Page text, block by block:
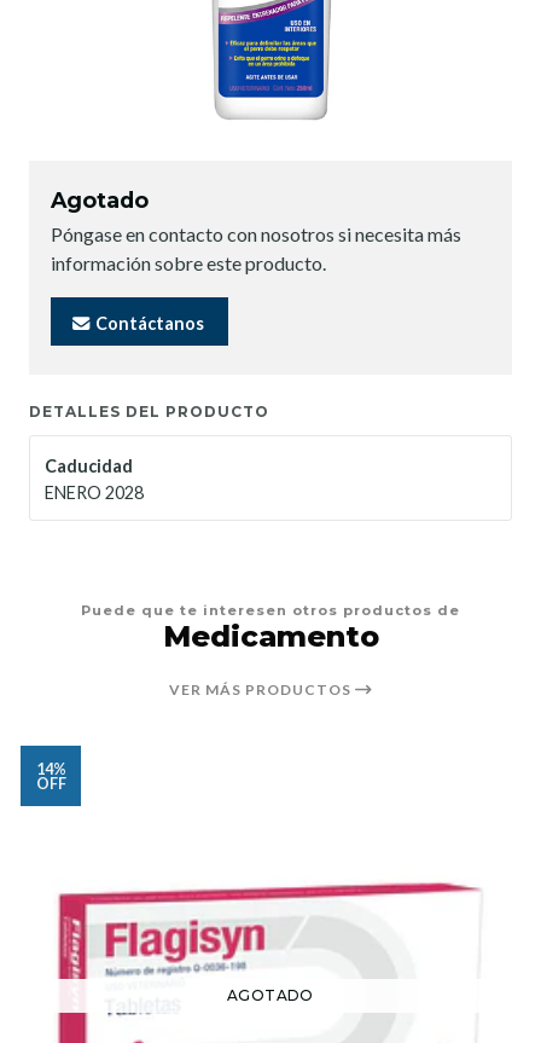
Agotado
Póngase en contacto con nosotros si necesita más
información sobre este producto.
Contáctanos
DETALLES DEL PRODUCTO
Caducidad
ENERO 2028
Puede que te interesen otros productos de
Medicamento
VER MÁS PRODUCTOS
14%
OFF
AGOTADO